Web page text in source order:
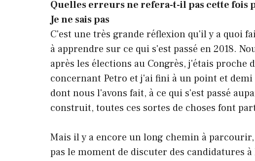
Quelles erreurs ne refera-t-il pas cette
Je ne sais pas
C'est une très grande réflexion qu'il y a quoi
à apprendre sur ce qui s'est passé en 2018.
après les élections au Congrès, j'étais proche
concernant Petro et j'ai fini à un point et
dont nous l'avons fait, à ce qui s'est passé
construit, toutes ces sortes de choses font
Mais il y a encore un long chemin à
pas le moment de discuter des candidatures